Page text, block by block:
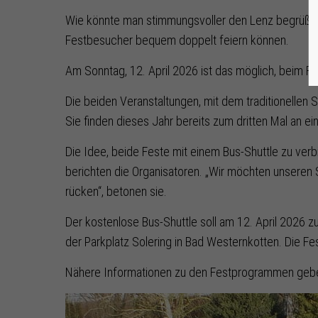
Wie könnte man stimmungsvoller den Lenz
Festbesucher bequem doppelt feiern können.
Am Sonntag, 12. April 2026 ist das möglich, beim
Die beiden Veranstaltungen, mit dem traditionellen
Sie finden dieses Jahr bereits zum dritten Mal an
Die Idee, beide Feste mit einem Bus-Shuttle zu
berichten die Organisatoren. „Wir möchten
rücken“, betonen sie.
Der kostenlose Bus-Shuttle soll am 12. April 2026
der Parkplatz Solering in Bad Westernkotten. Die
Nähere Informationen zu den Festprogrammen